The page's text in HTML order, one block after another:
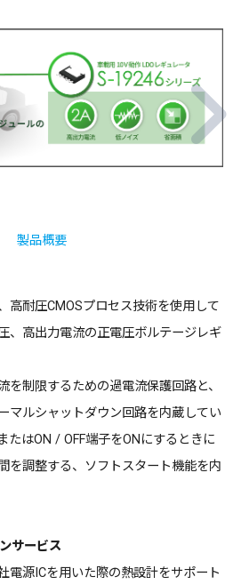
製品概要
高耐圧CMOSプロセス技術を使用して
、高出力電流の正電圧ボルテージレギ
を制限するための過電流保護回路と、
マルシャットダウン回路を内蔵してい
たはON / OFF端子をONにするときに
を調整する、ソフトスタート機能を内
サービス
電源ICを用いた際の熱設計をサポート